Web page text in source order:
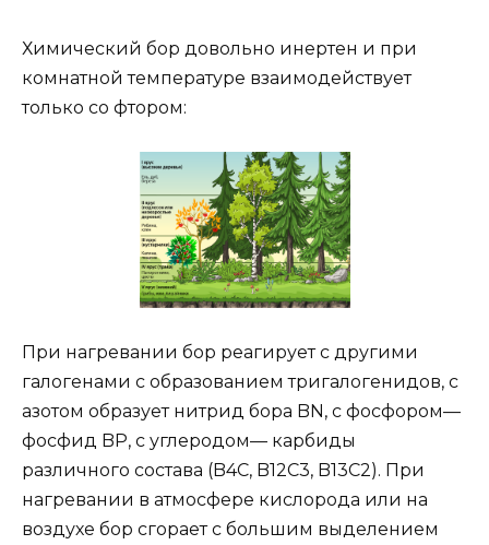
Химический бор довольно инертен и при
комнатной температуре взаимодействует
только со фтором:
При нагревании бор реагирует с другими
галогенами с образованием тригалогенидов, с
азотом образует нитрид бора BN, с фосфором—
фосфид BP, с углеродом— карбиды
различного состава (B4C, B12C3, B13C2). При
нагревании в атмосфере кислорода или на
воздухе бор сгорает с большим выделением